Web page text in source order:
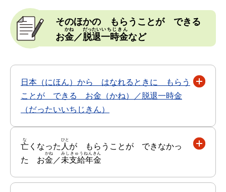
そのほかの もらうことが できる
お金
かね
／脱退
だったい
一時金
いちじきん
など
日本（にほん）から はなれるときに もらう
ことが できる お金（かね）／脱退一時金
（だったいいちじきん）
亡
な
くなった 人
ひと
が もらうことが できなかっ
た お金
かね
／未支給年金
みしきゅうねんきん